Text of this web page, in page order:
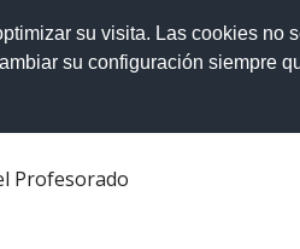
su visita. Las cookies no
su configuración siempre
Profesorado